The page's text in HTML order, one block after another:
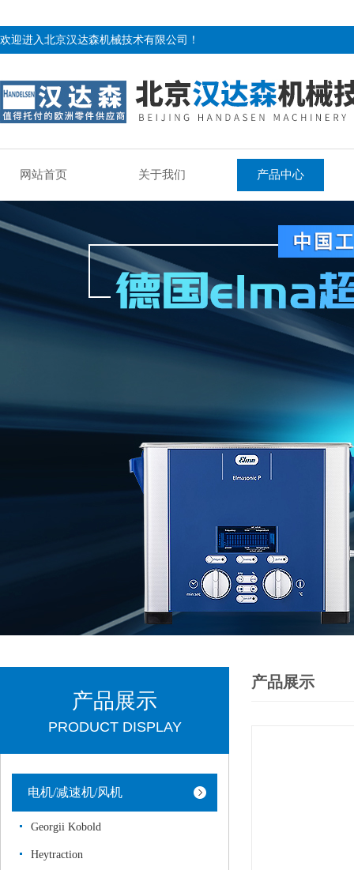
欢迎进入北京汉达森机械技术有限公司！
网站首页 关于我们 产品中心
产品展示
PRODUCT DISPLAY
电机/减速机/风机
Georgii Kobold
Heytraction
产品展示